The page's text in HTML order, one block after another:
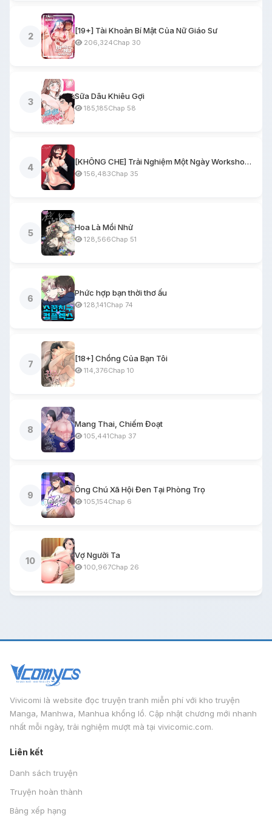
2
[19+] Tài Khoản Bí Mật Của Nữ Giáo Sư
206,324Chap 30
3
Sữa Dâu Khiêu Gợi
185,185Chap 58
4
[KHÔNG CHE] Trải Nghiệm Một Ngày Workshop BDSM
156,483Chap 35
5
Hoa Là Mồi Nhử
128,566Chap 51
6
Phức hợp bạn thời thơ ấu
128,141Chap 74
7
[18+] Chồng Của Bạn Tôi
114,376Chap 10
8
Mang Thai, Chiếm Đoạt
105,441Chap 37
9
Ông Chú Xã Hội Đen Tại Phòng Trọ
105,154Chap 6
10
Vợ Người Ta
100,967Chap 26
Vivicomi là website đọc truyện tranh miễn phí với kho truyện
Manga, Manhwa, Manhua khổng lồ. Cập nhật chương mới nhanh
nhất mỗi ngày, trải nghiệm mượt mà tại vivicomic.com.
Liên kết
Danh sách truyện
Truyện hoàn thành
Bảng xếp hạng